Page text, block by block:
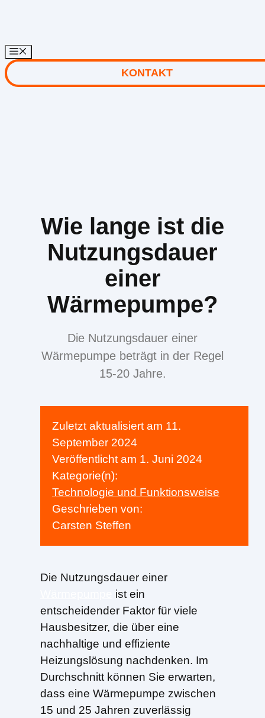
springen
KONTAKT
Wie lange ist die
Nutzungsdauer
einer
Wärmepumpe?
Die Nutzungsdauer einer
Wärmepumpe beträgt in der Regel
15-20 Jahre.
Zuletzt aktualisiert am 11.
September 2024
Veröffentlicht am 1. Juni 2024
Kategorie(n):
Technologie und Funktionsweise
Geschrieben von:
Carsten Steffen
Die Nutzungsdauer einer
ist ein
entscheidender Faktor für viele
Hausbesitzer, die über eine
nachhaltige und effiziente
Heizungslösung nachdenken. Im
Durchschnitt können Sie erwarten,
dass eine Wärmepumpe zwischen
15 und 25 Jahren zuverlässig